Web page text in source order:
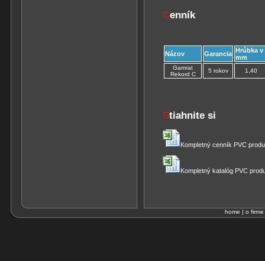
Cenník
Názov Garancia Hrúbka v
mm
Gamrat
Rekord C
5 rokov 1,40
Stiahnite si
Kompletný cenník PVC
Kompletný katalóg PVC
home | o firme